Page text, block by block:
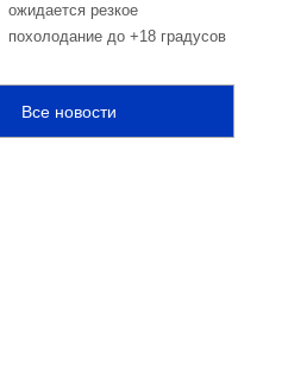
ожидается резкое
похолодание до +18 градусов
Все новости